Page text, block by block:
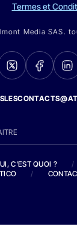
Termes et
Media SAS.
C'EST QUOI ?
/
/